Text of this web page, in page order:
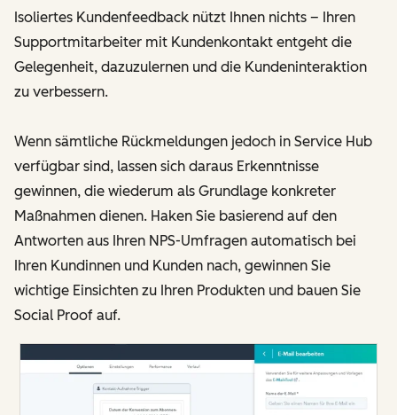
Isoliertes Kundenfeedback nützt Ihnen nichts – Ihren
Supportmitarbeiter mit Kundenkontakt entgeht die
Gelegenheit, dazuzulernen und die Kundeninteraktion
zu verbessern.
Wenn sämtliche Rückmeldungen jedoch in Service Hub
verfügbar sind, lassen sich daraus Erkenntnisse
gewinnen, die wiederum als Grundlage konkreter
Maßnahmen dienen. Haken Sie basierend auf den
Antworten aus Ihren NPS-Umfragen automatisch bei
Ihren Kundinnen und Kunden nach, gewinnen Sie
wichtige Einsichten zu Ihren Produkten und bauen Sie
Social Proof auf.